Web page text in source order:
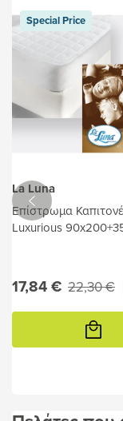
Special Price
La Luna
Επίστρωμα
Luxurious
17,84 € 22,30 €
Προσθήκη
καλάθι